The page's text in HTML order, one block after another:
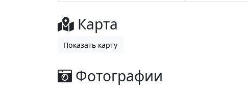
Карта
Показать карту
Фотографии